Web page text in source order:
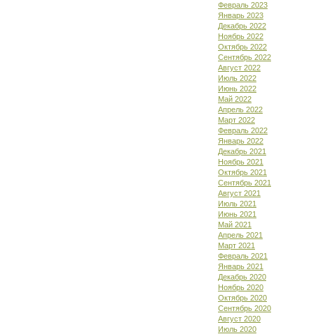
Февраль 2023
Январь 2023
Декабрь 2022
Ноябрь 2022
Октябрь 2022
Сентябрь 2022
Август 2022
Июль 2022
Июнь 2022
Май 2022
Апрель 2022
Март 2022
Февраль 2022
Январь 2022
Декабрь 2021
Ноябрь 2021
Октябрь 2021
Сентябрь 2021
Август 2021
Июль 2021
Июнь 2021
Май 2021
Апрель 2021
Март 2021
Февраль 2021
Январь 2021
Декабрь 2020
Ноябрь 2020
Октябрь 2020
Сентябрь 2020
Август 2020
Июль 2020